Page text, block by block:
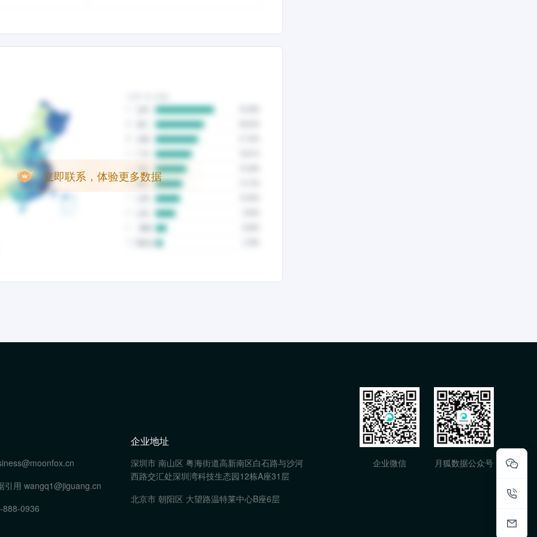
立即联系，体验更多数据
引用 wangq1@jiguang.cn
888-0936
企业地址
深圳市 南山区 粤海街道高新南区白石路与沙河
西路交汇处深圳湾科技生态园12栋A座31层
北京市 朝阳区 大望路温特莱中心B座6层
企业微信 月狐数据公众号